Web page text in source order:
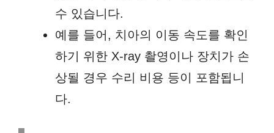
수 있습니다.
예를 들어, 치아의 이동 속도를 확인
하기 위한 X-ray 촬영이나 장치가 손
상될 경우 수리 비용 등이 포함됩니
다.